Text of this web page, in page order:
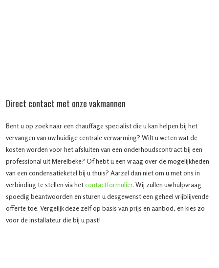
Direct contact met onze vakmannen
Bent u op zoek naar een chauffage specialist die u kan helpen bij het
vervangen van uw huidige centrale verwarming? Wilt u weten wat de
kosten worden voor het afsluiten van een onderhoudscontract bij een
professional uit Merelbeke? Of hebt u een vraag over de mogelijkheden
van een condensatieketel bij u thuis? Aarzel dan niet om u met ons in
verbinding te stellen via hetcontactformulier. Wij zullen uw hulpvraag
spoedig beantwoorden en sturen u desgewenst een geheel vrijblijvende
offerte toe. Vergelijk deze zelf op basis van prijs en aanbod, en kies zo
voor de installateur die bij u past!